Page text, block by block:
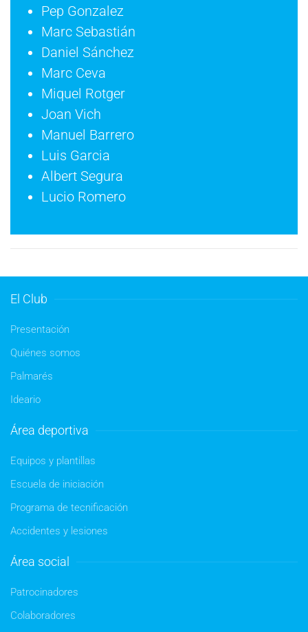
Pep Gonzalez
Marc Sebastián
Daniel Sánchez
Marc Ceva
Miquel Rotger
Joan Vich
Manuel Barrero
Luis Garcia
Albert Segura
Lucio Romero
El Club
Presentación
Quiénes somos
Palmarés
Ideario
Área deportiva
Equipos y plantillas
Escuela de iniciación
Programa de tecnificación
Accidentes y lesiones
Área social
Patrocinadores
Colaboradores